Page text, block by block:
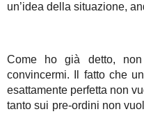
un’idea della situazione,
Come ho già detto,
convincermi. Il fatto che
esattamente perfetta non
tanto sui pre-ordini non